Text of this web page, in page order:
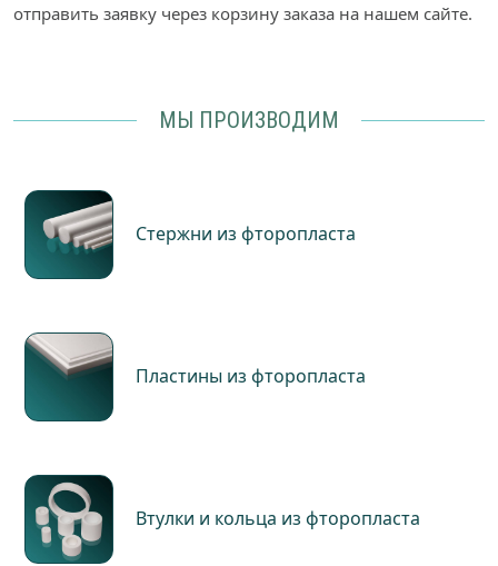
отправить заявку через корзину заказа на нашем сайте.
МЫ ПРОИЗВОДИМ
Стержни из фторопласта
Пластины из фторопласта
Втулки и кольца из фторопласта